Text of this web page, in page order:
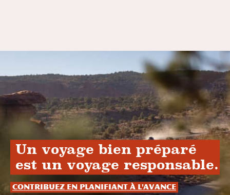
Un voyage bien préparé
est un voyage responsable.
Contribuez en planifiant à l'avance